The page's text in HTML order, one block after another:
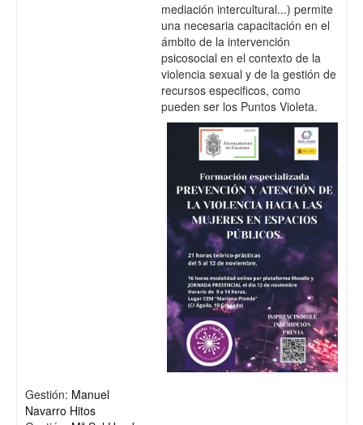
mediación intercultural...) permite
una necesaria capacitación en el
ámbito de la intervención
psicosocial en el contexto de la
violencia sexual y de la gestión de
recursos especificos, como
pueden ser los Puntos Violeta.
Gestión: Manuel
Navarro Hitos